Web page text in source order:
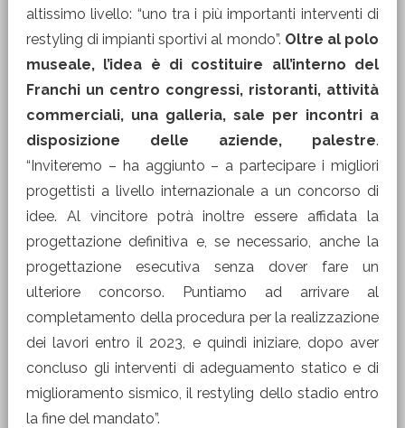
altissimo livello: “uno tra i più importanti interventi di
restyling di impianti sportivi al mondo”. Oltre al polo
museale, l’idea è di costituire all’interno del
Franchi un centro congressi, ristoranti, attività
commerciali, una galleria, sale per incontri a
disposizione delle aziende, palestre.
“Inviteremo – ha aggiunto – a partecipare i migliori
progettisti a livello internazionale a un concorso di
idee. Al vincitore potrà inoltre essere affidata la
progettazione definitiva e, se necessario, anche la
progettazione esecutiva senza dover fare un
ulteriore concorso. Puntiamo ad arrivare al
completamento della procedura per la realizzazione
dei lavori entro il 2023, e quindi iniziare, dopo aver
concluso gli interventi di adeguamento statico e di
miglioramento sismico, il restyling dello stadio entro
la fine del mandato”.